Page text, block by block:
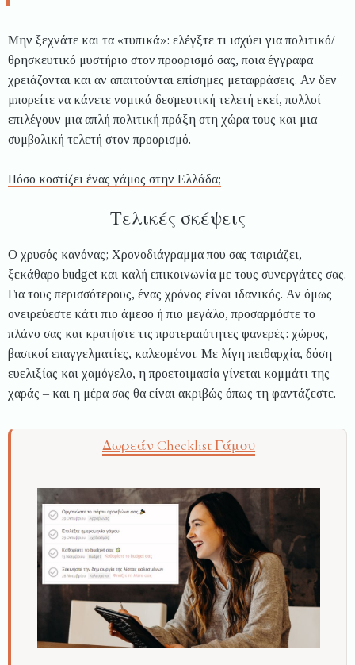
Μην ξεχνάτε και τα «τυπικά»: ελέγξτε τι ισχύει για πολιτικό/
θρησκευτικό μυστήριο στον προορισμό σας, ποια έγγραφα
χρειάζονται και αν απαιτούνται επίσημες μεταφράσεις. Αν δεν
μπορείτε να κάνετε νομικά δεσμευτική τελετή εκεί, πολλοί
επιλέγουν μια απλή πολιτική πράξη στη χώρα τους και μια
συμβολική τελετή στον προορισμό.
Πόσο κοστίζει ένας γάμος στην Ελλάδα;
Τελικές σκέψεις
Ο χρυσός κανόνας; Χρονοδιάγραμμα που σας ταιριάζει,
ξεκάθαρο budget και καλή επικοινωνία με τους συνεργάτες σας.
Για τους περισσότερους, ένας χρόνος είναι ιδανικός. Αν όμως
ονειρεύεστε κάτι πιο άμεσο ή πιο μεγάλο, προσαρμόστε το
πλάνο σας και κρατήστε τις προτεραιότητες φανερές: χώρος,
βασικοί επαγγελματίες, καλεσμένοι. Με λίγη πειθαρχία, δόση
ευελιξίας και χαμόγελο, η προετοιμασία γίνεται κομμάτι της
χαράς – και η μέρα σας θα είναι ακριβώς όπως τη φαντάζεστε.
Δωρεάν Checklist Γάμου